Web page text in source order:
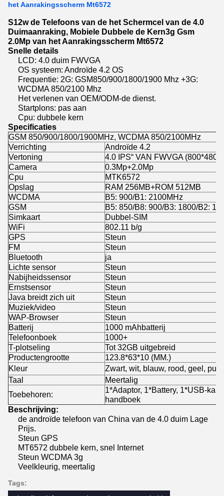
het Aanrakingsscherm Mt6572
S12w de Telefoons van de het Schermcel van de 4.0
Duimaanraking, Mobiele Dubbele de Kern3g Gsm
2.0Mp van het Aanrakingsscherm Mt6572
Snelle details
LCD: 4.0 duim FWVGA
OS systeem: Androïde 4.2 OS
Frequentie: 2G: GSM850/900/1800/1900 Mhz +3G:
WCDMA 850/2100 Mhz
Het verlenen van OEM/ODM-de dienst.
Startplons: pas aan
Cpu: dubbele kern
Specificaties
GSM 850/900/1800/1900MHz, WCDMA 850/2100MHz
Verrichting
Androïde 4.2
Vertoning
4.0 IPS“ VAN FWVGA (800*480)
Camera
0.3Mp+2.0Mp
Cpu
MTK6572
Opslag
RAM 256MB+ROM 512MB
WCDMA
B5: 900/B1: 2100MHz
GSM
B5: 850/B8: 900/B3: 1800/B2:
Simkaart
Dubbel-SIM
WiFi
802.11 b/g
GPS
Steun
FM
Steun
Bluetooth
ja
Lichte sensor
Steun
Nabijheidssensor
Steun
Ernstsensor
Steun
Java breidt zich uit
Steun
Muziek/video
Steun
WAP-Browser
Steun
Batterij
1000 mAhbatterij
Telefoonboek
1000+
T-plotseling
Tot 32GB uitgebreid
Productengrootte
123.8*63*10 (MM.)
Kleur
Zwart, wit, blauw, rood, geel,
Taal
Meertalig
Toebehoren:
1*Adaptor, 1*Battery, 1*USB-
handboek
Beschrijving:
de androïde telefoon van China van de 4.0 duim Lage
Prijs.
Steun GPS
MT6572 dubbele kern, snel Internet
Steun WCDMA 3g
Veelkleurig, meertalig
Tags: